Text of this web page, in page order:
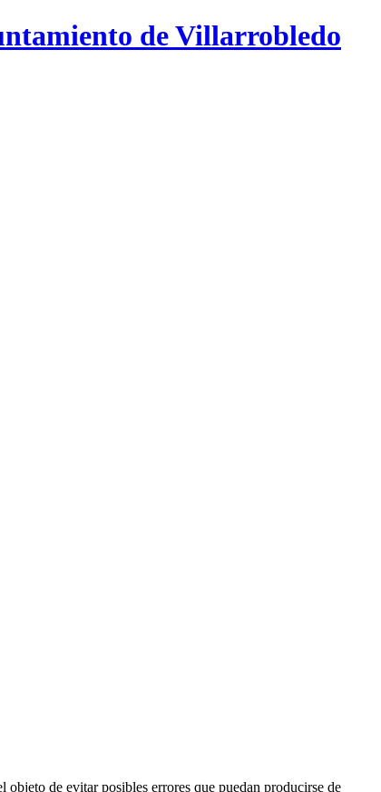
objeto de evitar posibles errores que puedan producirse de